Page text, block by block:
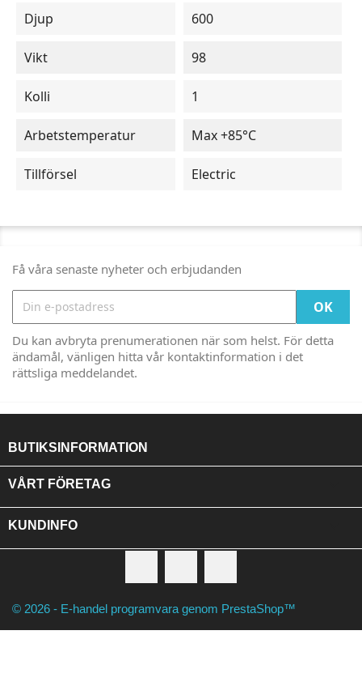
Djup 600
Vikt 98
Kolli 1
Arbetstemperatur Max +85°C
Tillförsel Electric
Få våra senaste nyheter och erbjudanden
Du kan avbryta prenumerationen när som helst. För detta
ändamål, vänligen hitta vår kontaktinformation i det
rättsliga meddelandet.
BUTIKSINFORMATION
VÅRT FÖRETAG
KUNDINFO
© 2026 - E-handel programvara genom PrestaShop™